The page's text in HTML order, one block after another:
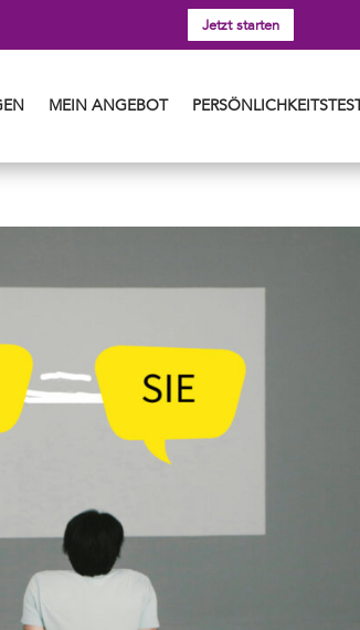
Jetzt starten
MEIN ANGEBOT